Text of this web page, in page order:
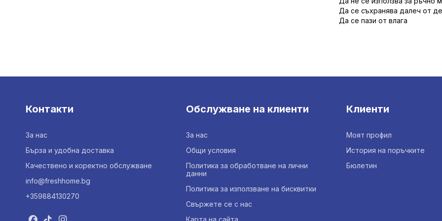
Да се съхранява далеч от
Да се пази от влага
Контакти
За нас
Бърза и удобна доставка
Качествено и коректно обслужване
info@freshhome.bg
+359884130270
Обслужване на клиенти
За нас
Общи условия
Политика за обработване на лични
данни
Политика за използване на бисквитки
Свържете се с нас
Карта на сайта
Клиенти
Моят профил
История на поръчките
Бюлетин